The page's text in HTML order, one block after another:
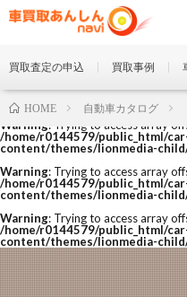
Warning: Trying to access array
/home/r0144579/public_html/
content/themes/lionmedia-
Warning: Trying to access array
/home/r0144579/public_html/
content/themes/lionmedia-
Warning: Trying to access array
/home/r0144579/public_html/
content/themes/lionmedia-
買取査定の申込 買取事例
HOME 自動車カタログ